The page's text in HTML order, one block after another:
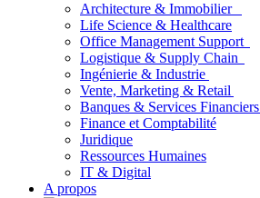
Architecture & Immobilier
Life Science & Healthcare
Office Management Support
Logistique & Supply Chain
Ingénierie & Industrie
Vente, Marketing & Retail
Banques & Services Financiers
Finance et Comptabilité
Juridique
Ressources Humaines
IT & Digital
A propos